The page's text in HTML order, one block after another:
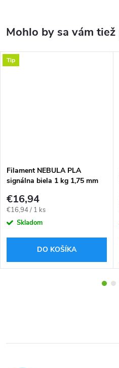
Tip
Filament NEBULA PLA
signálna biela 1 kg 1,75 mm
€16,94
Jednotková
cena:
€16,94 / 1 ks
Skladom
DO KOŠÍKA